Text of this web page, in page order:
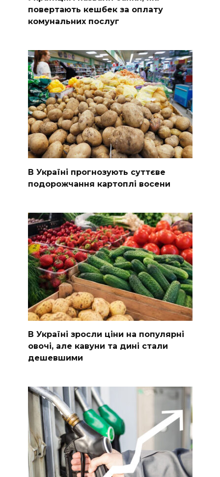
повертають кешбек за оплату
комунальних послуг
В Україні прогнозують суттєве
подорожчання картоплі восени
В Україні зросли ціни на популярні
овочі, але кавуни та дині стали
дешевшими